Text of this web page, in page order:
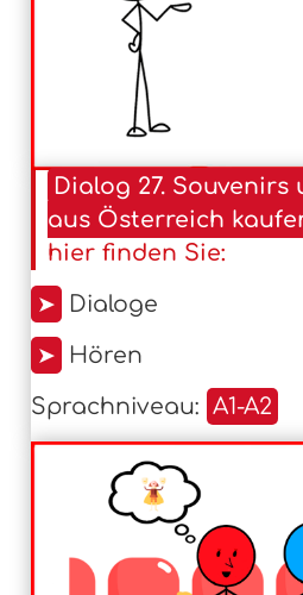
Dialog 27. Souvenirs
aus Österreich
hier finden Sie:
➤ Dialoge
➤ Hören
Sprachniveau: A1-A2